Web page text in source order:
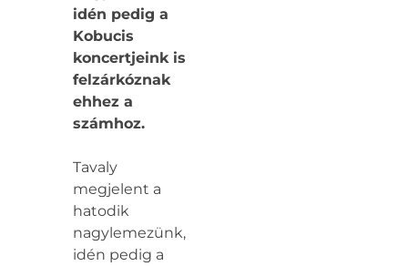
idén pedig a
Kobucis
koncertjeink is
felzárkóznak
ehhez a
számhoz.
Tavaly
megjelent a
hatodik
nagylemezünk,
idén pedig a